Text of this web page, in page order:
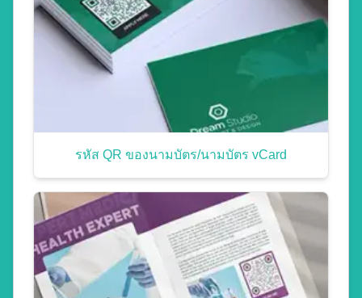
รหัส QR ของนามบัตร/นามบัตร vCard